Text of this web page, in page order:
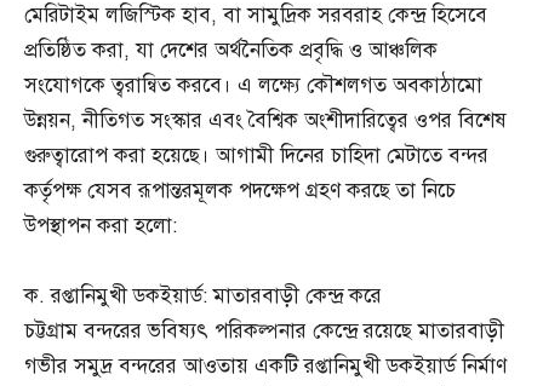
মেরিটাইম লজিস্টিক হাব, বা সামুদ্রিক সরবরাহ কেন্দ্র হিসেবে
প্রতিষ্ঠিত করা, যা দেশের অর্থনৈতিক প্রবৃদ্ধি ও আঞ্চলিক
সংযোগকে ত্বরান্বিত করবে। এ লক্ষ্যে কৌশলগত অবকাঠামো
উন্নয়ন, নীতিগত সংস্কার এবং বৈশ্বিক অংশীদারিত্বের ওপর বিশেষ
গুরুত্বারোপ করা হয়েছে। আগামী দিনের চাহিদা মেটাতে বন্দর
কর্তৃপক্ষ যেসব রূপান্তরমূলক পদক্ষেপ গ্রহণ করছে তা নিচে
উপস্থাপন করা হলো:
ক. রপ্তানিমুখী ডকইয়ার্ড: মাতারবাড়ী কেন্দ্র করে
চট্টগ্রাম বন্দরের ভবিষ্যৎ পরিকল্পনার কেন্দ্রে রয়েছে মাতারবাড়ী
গভীর সমুদ্র বন্দরের আওতায় একটি রপ্তানিমুখী ডকইয়ার্ড নির্মাণ